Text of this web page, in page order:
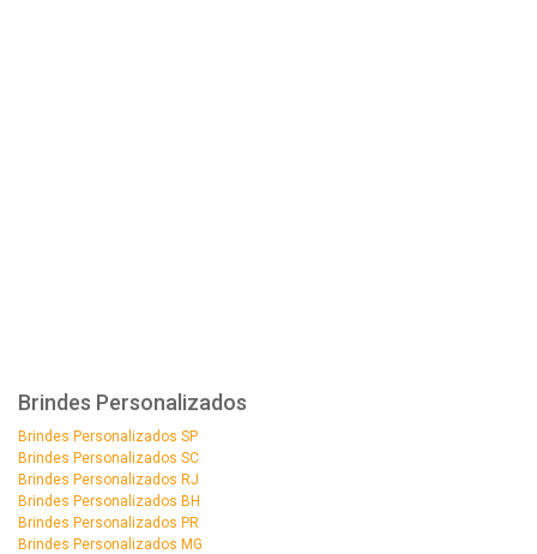
Brindes Personalizados
Brindes Personalizados SP
Brindes Personalizados SC
Brindes Personalizados RJ
Brindes Personalizados BH
Brindes Personalizados PR
Brindes Personalizados MG